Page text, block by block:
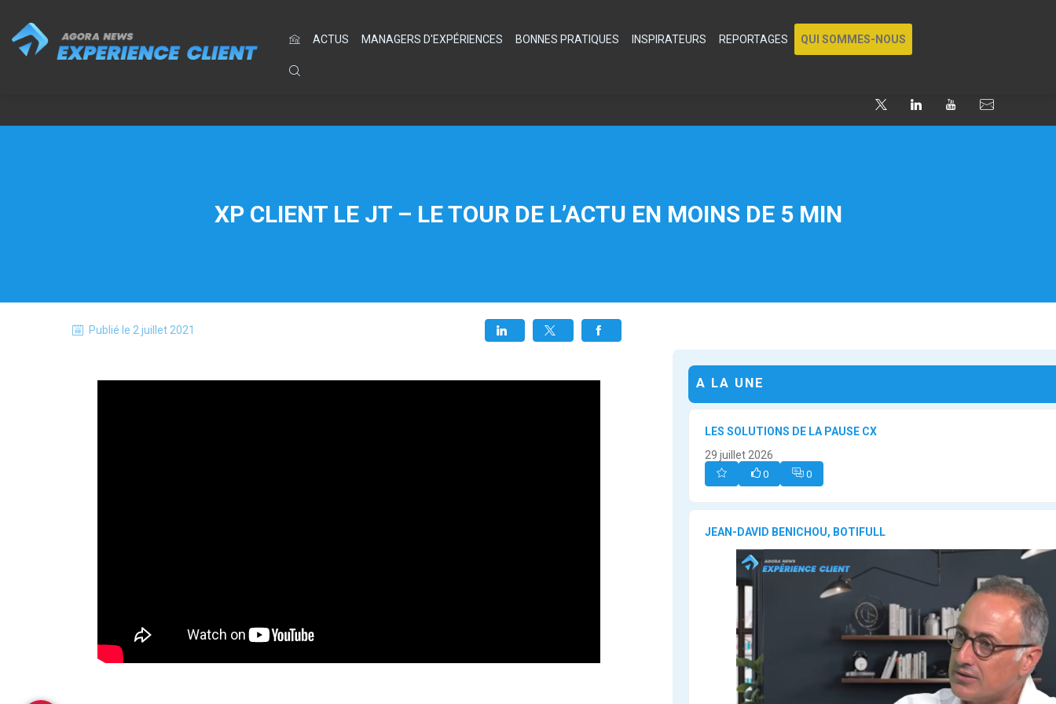
ACTUS MANAGERS D'EXPÉRIENCES BONNES PRATIQUES INSPIRATEURS REPORTAGES QUI SOMMES-NOUS
XP CLIENT LE JT – LE TOUR DE L’ACTU EN MOINS DE 5 MIN
Publié le 2 juillet 2021
A LA UNE
LES SOLUTIONS DE LA PAUSE CX
29 juillet 2026
0 0
JEAN-DAVID BENICHOU, BOTIFULL